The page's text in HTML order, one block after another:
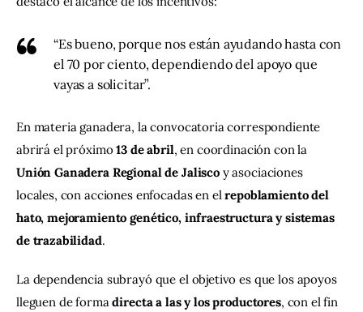
“Es bueno, porque nos están ayudando hasta con
el 70 por ciento, dependiendo del apoyo que
vayas a solicitar”.
En materia ganadera, la convocatoria correspondiente
abrirá el próximo 13 de abril, en coordinación con la
Unión Ganadera Regional de Jalisco y asociaciones
locales, con acciones enfocadas en el repoblamiento del
hato, mejoramiento genético, infraestructura y sistemas
de trazabilidad.
La dependencia subrayó que el objetivo es que los apoyos
lleguen de forma directa a las y los productores, con el fin